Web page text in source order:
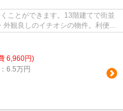
ことができます。13階建てで街並
観良しのイチオシの物件。利便性
6,960円)
6.5万円